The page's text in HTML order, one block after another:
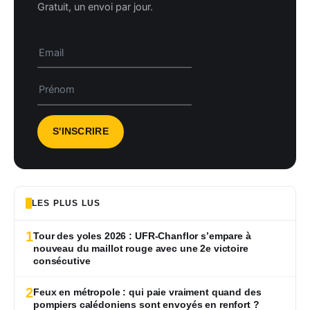
Gratuit, un envoi par jour.
LES PLUS LUS
1Tour des yoles 2026 : UFR-Chanflor s’empare à
nouveau du maillot rouge avec une 2e victoire
consécutive
2Feux en métropole : qui paie vraiment quand des
pompiers calédoniens sont envoyés en renfort ?